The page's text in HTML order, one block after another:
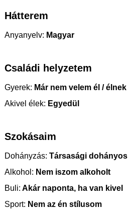
Hátterem
Anyanyelv: Magyar
Családi helyzetem
Gyerek: Már nem velem él / élnek
Akivel élek: Egyedül
Szokásaim
Dohányzás: Társasági dohányos
Alkohol: Nem iszom alkoholt
Buli: Akár naponta, ha van kivel
Sport: Nem az én stílusom